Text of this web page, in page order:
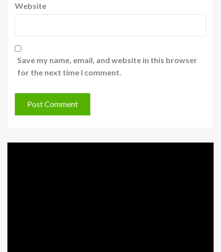
Website
Save my name, email, and website in this browser
for the next time I comment.